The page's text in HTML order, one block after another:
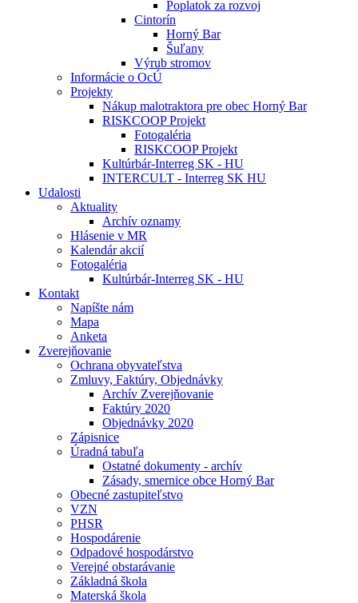
Poplatok za rozvoj
Cintorín
Horný Bar
Šuľany
Výrub stromov
Informácie o OcÚ
Projekty
Nákup malotraktora pre obec Horný Bar
RISKCOOP Projekt
Fotogaléria
RISKCOOP Projekt
Kultúrbár-Interreg SK - HU
INTERCULT - Interreg SK HU
Udalosti
Aktuality
Archív oznamy
Hlásenie v MR
Kalendár akcií
Fotogaléria
Kultúrbár-Interreg SK - HU
Kontakt
Napíšte nám
Mapa
Anketa
Zverejňovanie
Ochrana obyvateľstva
Zmluvy, Faktúry, Objednávky
Archív Zverejňovanie
Faktúry 2020
Objednávky 2020
Zápisnice
Úradná tabuľa
Ostatné dokumenty - archív
Zásady, smernice obce Horný Bar
Obecné zastupiteľstvo
VZN
PHSR
Hospodárenie
Odpadové hospodárstvo
Verejné obstarávanie
Základná škola
Materská škola